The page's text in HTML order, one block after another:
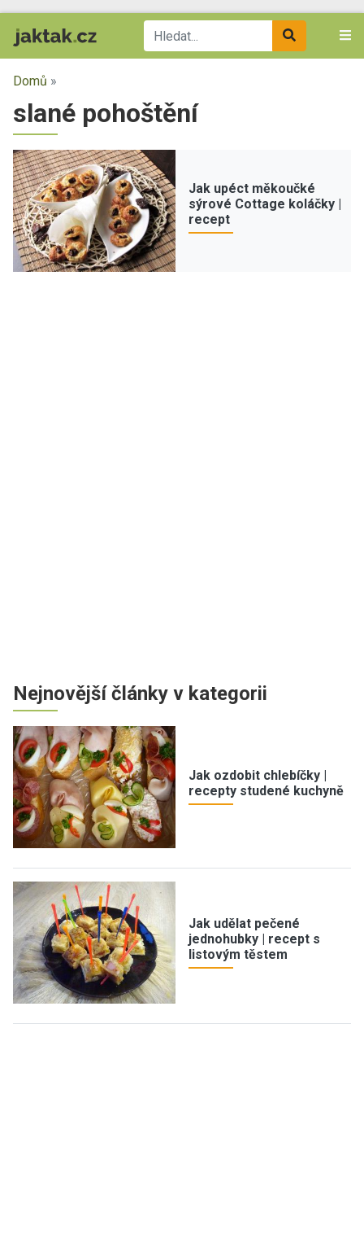
Domů »
slané pohoštění
Jak upéct měkoučké
sýrové Cottage koláčky |
recept
Nejnovější články v kategorii
Jak ozdobit chlebíčky |
recepty studené kuchyně
Jak udělat pečené
jednohubky | recept s
listovým těstem